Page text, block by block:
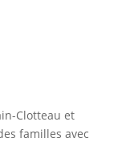
Clotteau et
familles avec